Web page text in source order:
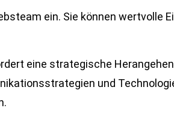
ein. Sie können wertvolle
eine strategische
und